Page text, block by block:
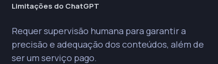
Limitações do ChatGPT
Requer supervisão humana para garantir a
precisão e adequação dos conteúdos, além de
ser um serviço pago.